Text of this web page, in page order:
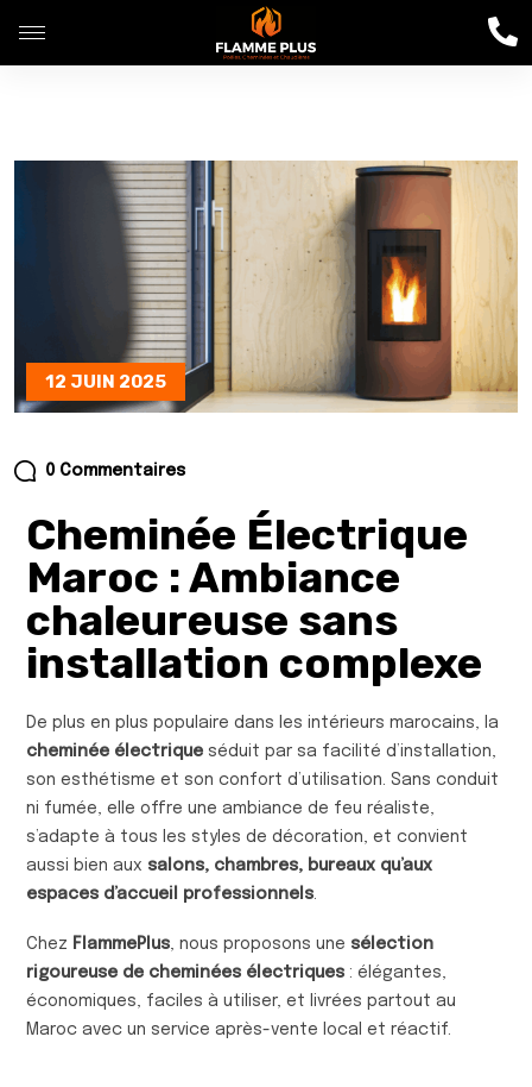
12 JUIN 2025
0 Commentaires
Cheminée Électrique
Maroc : Ambiance
chaleureuse sans
installation complexe
De plus en plus populaire dans les intérieurs marocains, la
cheminée électrique séduit par sa facilité d’installation,
son esthétisme et son confort d’utilisation. Sans conduit
ni fumée, elle offre une ambiance de feu réaliste,
s’adapte à tous les styles de décoration, et convient
aussi bien aux salons, chambres, bureaux qu’aux
espaces d’accueil professionnels.
Chez FlammePlus, nous proposons une sélection
rigoureuse de cheminées électriques : élégantes,
économiques, faciles à utiliser, et livrées partout au
Maroc avec un service après-vente local et réactif.